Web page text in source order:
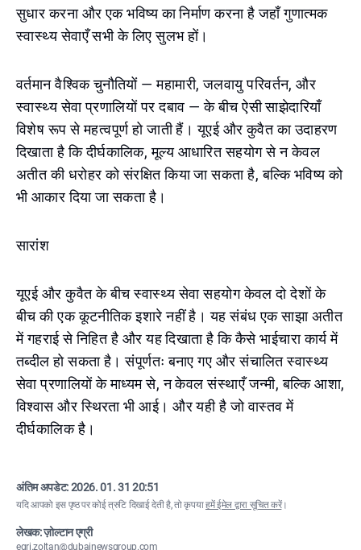
सुधार करना और एक भविष्य का निर्माण करना है जहाँ गुणात्मक
स्वास्थ्य सेवाएँ सभी के लिए सुलभ हों।
वर्तमान वैश्विक चुनौतियों — महामारी, जलवायु परिवर्तन, और
स्वास्थ्य सेवा प्रणालियों पर दबाव — के बीच ऐसी साझेदारियाँ
विशेष रूप से महत्वपूर्ण हो जाती हैं। यूएई और कुवैत का उदाहरण
दिखाता है कि दीर्घकालिक, मूल्य आधारित सहयोग से न केवल
अतीत की धरोहर को संरक्षित किया जा सकता है, बल्कि भविष्य को
भी आकार दिया जा सकता है।
सारांश
यूएई और कुवैत के बीच स्वास्थ्य सेवा सहयोग केवल दो देशों के
बीच की एक कूटनीतिक इशारे नहीं है। यह संबंध एक साझा अतीत
में गहराई से निहित है और यह दिखाता है कि कैसे भाईचारा कार्य में
तब्दील हो सकता है। संपूर्णतः बनाए गए और संचालित स्वास्थ्य
सेवा प्रणालियों के माध्यम से, न केवल संस्थाएँ जन्मी, बल्कि आशा,
विश्वास और स्थिरता भी आई। और यही है जो वास्तव में
दीर्घकालिक है।
अंतिम अपडेट:2026. 01. 31 20:51
यदि आपको इस पृष्ठ पर कोई त्रुटि दिखाई देती है, तो कृपयाहमें ईमेल द्वारा सूचित करें।
लेखक: ज़ोल्टान एग्री
egri.zoltan@dubainewsgroup.com